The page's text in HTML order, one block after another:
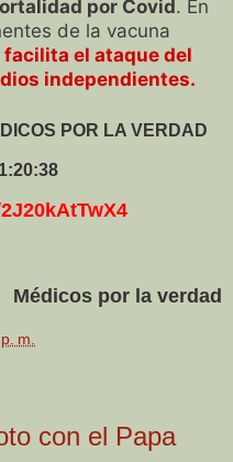
por Covid. En
de la vacuna
el ataque del
independientes.
POR LA VERDAD
Médicos por la verdad
m.
con el Papa